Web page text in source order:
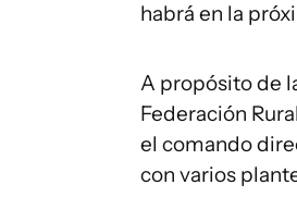
habrá en la
A propósito de
Federación
el comando
con varios